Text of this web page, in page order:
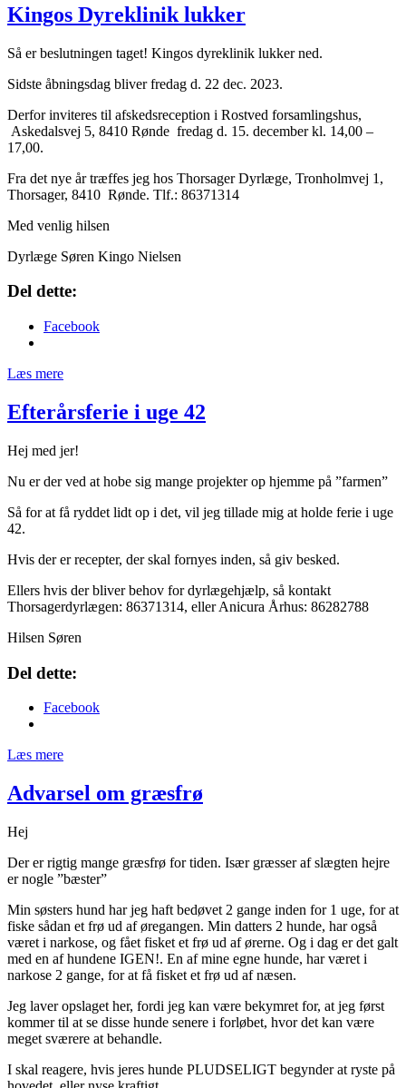
Kingos Dyreklinik lukker
Så er beslutningen taget! Kingos dyreklinik lukker ned.
Sidste åbningsdag bliver fredag d. 22 dec. 2023.
Derfor inviteres til afskedsreception i Rostved forsamlingshus,
Askedalsvej 5, 8410 Rønde fredag d. 15. december kl. 14,00 –
17,00.
Fra det nye år træffes jeg hos Thorsager Dyrlæge, Tronholmvej 1,
Thorsager, 8410 Rønde. Tlf.: 86371314
Med venlig hilsen
Dyrlæge Søren Kingo Nielsen
Del dette:
Facebook
Læs mere
Efterårsferie i uge 42
Hej med jer!
Nu er der ved at hobe sig mange projekter op hjemme på ”farmen”
Så for at få ryddet lidt op i det, vil jeg tillade mig at holde ferie i uge
42.
Hvis der er recepter, der skal fornyes inden, så giv besked.
Ellers hvis der bliver behov for dyrlægehjælp, så kontakt
Thorsagerdyrlægen: 86371314, eller Anicura Århus: 86282788
Hilsen Søren
Del dette:
Facebook
Læs mere
Advarsel om græsfrø
Hej
Der er rigtig mange græsfrø for tiden. Især græsser af slægten hejre
er nogle ”bæster”
Min søsters hund har jeg haft bedøvet 2 gange inden for 1 uge, for at
fiske sådan et frø ud af øregangen. Min datters 2 hunde, har også
været i narkose, og fået fisket et frø ud af ørerne. Og i dag er det galt
med en af hundene IGEN!. En af mine egne hunde, har været i
narkose 2 gange, for at få fisket et frø ud af næsen.
Jeg laver opslaget her, fordi jeg kan være bekymret for, at jeg først
kommer til at se disse hunde senere i forløbet, hvor det kan være
meget sværere at behandle.
I skal reagere, hvis jeres hunde PLUDSELIGT begynder at ryste på